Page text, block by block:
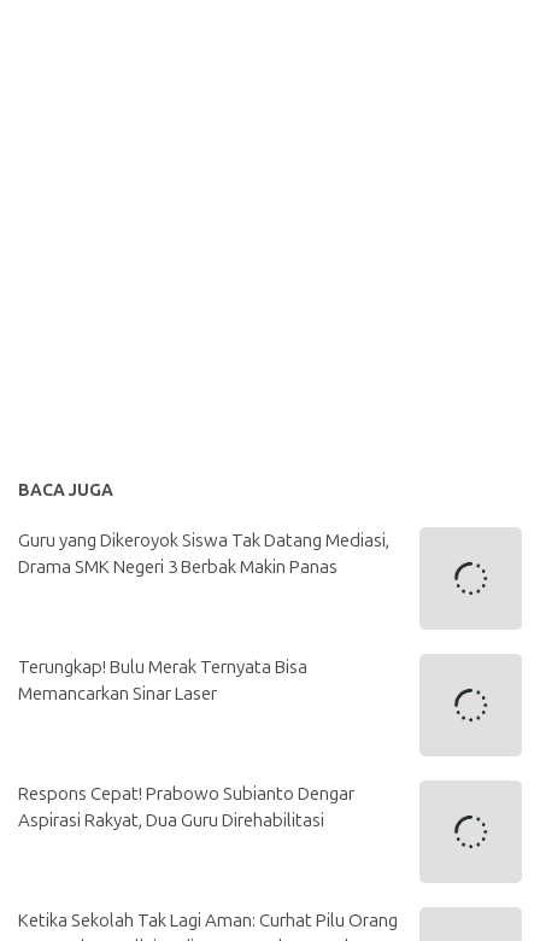
BACA JUGA
Guru yang Dikeroyok Siswa Tak Datang Mediasi,
Drama SMK Negeri 3 Berbak Makin Panas
Terungkap! Bulu Merak Ternyata Bisa
Memancarkan Sinar Laser
Respons Cepat! Prabowo Subianto Dengar
Aspirasi Rakyat, Dua Guru Direhabilitasi
Ketika Sekolah Tak Lagi Aman: Curhat Pilu Orang